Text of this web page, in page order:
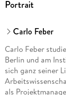
Portrait
Carlo Feber
Carlo Feber
Berlin und am
sich ganz seiner
als